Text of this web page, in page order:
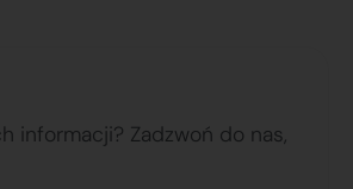
informacji? Zadzwoń do nas,